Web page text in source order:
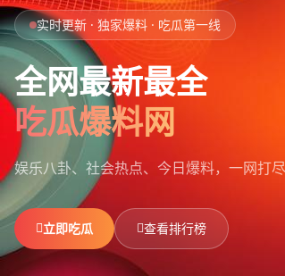
首页
娱乐吃瓜
社会热点
今日爆料
排行榜
社区
实时更新 · 独家爆料 · 吃瓜第一线
全网最新最全
吃瓜爆料网
娱乐八卦、社会热点、今日爆料，一网打尽
立即吃瓜 查看排行榜